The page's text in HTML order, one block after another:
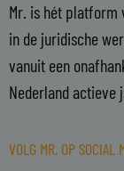
Mr. is hét platform
in de juridische
vanuit een
Nederland actieve
VOLG MR. OP SOCIAL